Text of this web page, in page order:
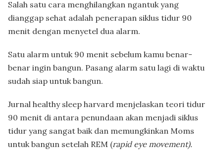
Salah satu cara menghilangkan ngantuk yang
dianggap sehat adalah penerapan siklus tidur 90
menit dengan menyetel dua alarm.
Satu alarm untuk 90 menit sebelum kamu benar-
benar ingin bangun. Pasang alarm satu lagi di waktu
sudah siap untuk bangun.
Jurnal healthy sleep harvard menjelaskan teori tidur
90 menit di antara penundaan akan menjadi siklus
tidur yang sangat baik dan memungkinkan Moms
untuk bangun setelah REM (rapid eye movement).